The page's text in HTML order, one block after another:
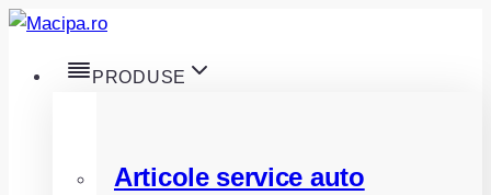
Skip
content
PRODUSE
Articole service auto